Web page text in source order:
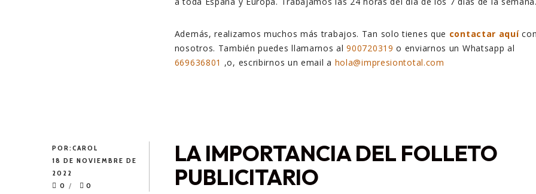
Además, realizamos muchos más trabajos. Tan solo tienes que contactar aquícon
nosotros. También puedes llamarnos al900720319 o enviarnos un Whatsapp al
669636801 ,o, escribirnos un email a hola@impresiontotal.com
POR:CAROL
18 DE NOVIEMBRE DE
2022
0
0
LA IMPORTANCIA DEL FOLLETO
PUBLICITARIO